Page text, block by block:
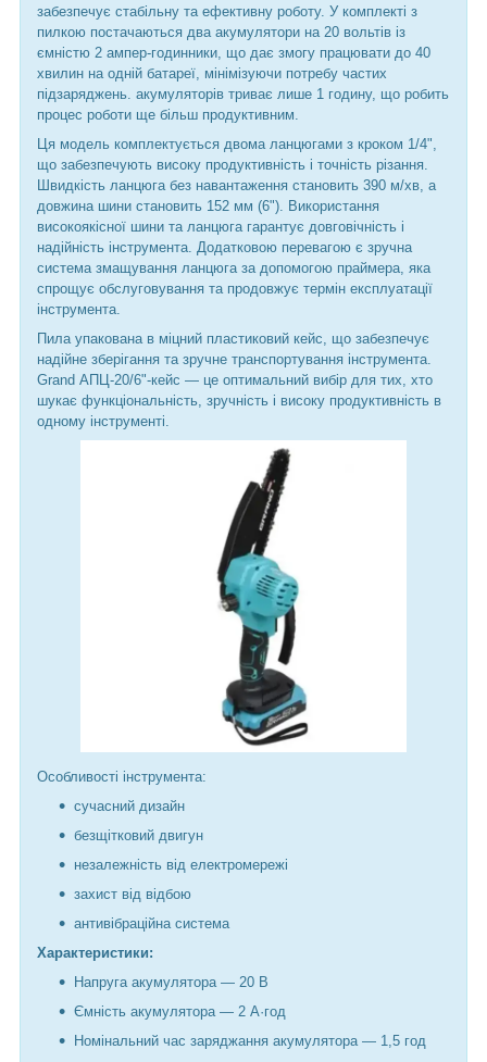
забезпечує стабільну та ефективну роботу. У комплекті з
пилкою постачаються два акумулятори на 20 вольтів із
ємністю 2 ампер-годинники, що дає змогу працювати до 40
хвилин на одній батареї, мінімізуючи потребу частих
підзаряджень. акумуляторів триває лише 1 годину, що робить
процес роботи ще більш продуктивним.
Ця модель комплектується двома ланцюгами з кроком 1/4",
що забезпечують високу продуктивність і точність різання.
Швидкість ланцюга без навантаження становить 390 м/хв, а
довжина шини становить 152 мм (6"). Використання
високоякісної шини та ланцюга гарантує довговічність і
надійність інструмента. Додатковою перевагою є зручна
система змащування ланцюга за допомогою праймера, яка
спрощує обслуговування та продовжує термін експлуатації
інструмента.
Пила упакована в міцний пластиковий кейс, що забезпечує
надійне зберігання та зручне транспортування інструмента.
Grand АПЦ-20/6"-кейс — це оптимальний вибір для тих, хто
шукає функціональність, зручність і високу продуктивність в
одному інструменті.
Особливості інструмента:
сучасний дизайн
безщітковий двигун
незалежність від електромережі
захист від відбою
антивібраційна система
Характеристики:
Напруга акумулятора — 20 В
Ємність акумулятора — 2 А·год
Номінальний час заряджання акумулятора — 1,5 год